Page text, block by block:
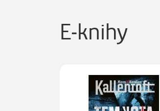
E-knihy